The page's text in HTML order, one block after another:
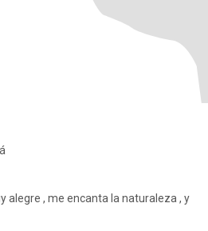
alegre , me encanta la naturaleza , y